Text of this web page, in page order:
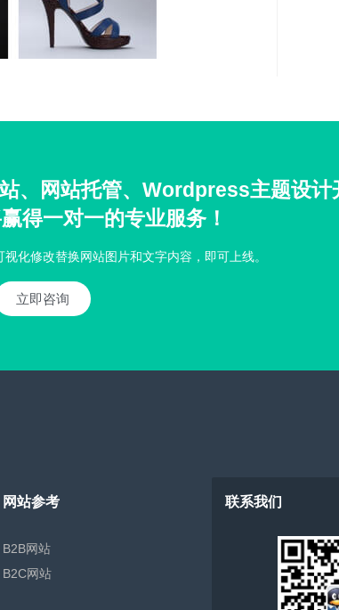
、网站托管、Wordpress主题设计
得一对一的专业服务！
化修改替换网站图片和文字内容，即可上线。
立即咨询
网站参考
B2B网站
B2C网站
联系我们